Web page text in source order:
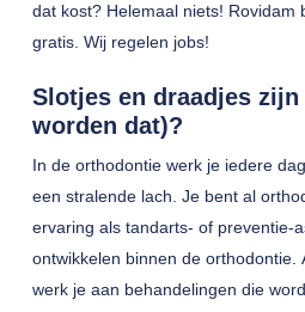
dat kost? Helemaal niets! Rovidam
gratis. Wij regelen jobs!
Slotjes en draadjes
worden dat)?
In de orthodontie werk je iedere
een stralende lach. Je bent al
ervaring als tandarts- of preventie-
ontwikkelen binnen de orthodontie.
werk je aan behandelingen die